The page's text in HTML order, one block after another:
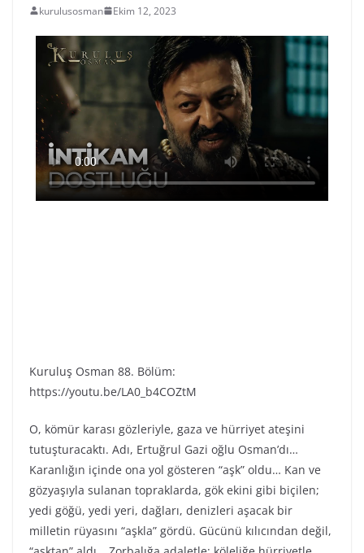
kurulusosman Ekim 12, 2023
Kuruluş Osman 88. Bölüm:
https://youtu.be/LA0_b4COZtM
O, kömür karası gözleriyle, gaza ve hürriyet ateşini
tutuşturacaktı. Adı, Ertuğrul Gazi oğlu Osman’dı…
Karanlığın içinde ona yol gösteren “aşk” oldu… Kan ve
gözyaşıyla sulanan topraklarda, gök ekini gibi biçilen;
yedi göğü, yedi yeri, dağları, denizleri aşacak bir
milletin rüyasını “aşkla” gördü. Gücünü kılıcından değil,